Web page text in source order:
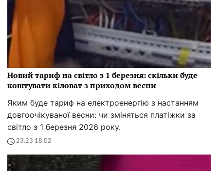
Новий тариф на світло з 1 березня: скільки буде
коштувати кіловат з приходом весни
Яким буде тариф на електроенергію з настанням
довгоочікуваної весни: чи зміняться платіжки за
світло з 1 березня 2026 року.
23:23 18.02